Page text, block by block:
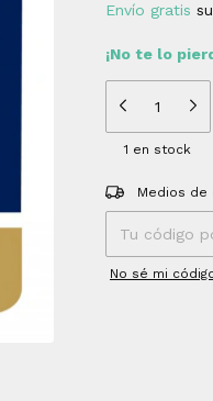
Envío gratis
¡No te lo
1 en stock
Entregas para
Medios de
No sé mi